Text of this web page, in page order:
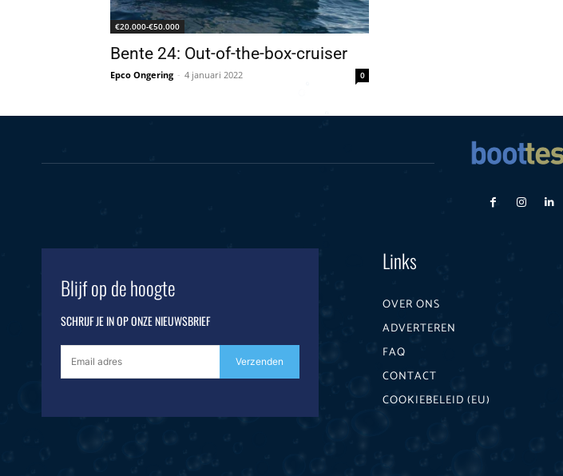
€20.000-€50.000
Bente 24: Out-of-the-box-cruiser
Epco Ongering - 4 januari 2022 0
Blijf op de hoogte
SCHRIJF JE IN OP ONZE NIEUWSBRIEF
Verzenden
Links
OVER ONS
ADVERTEREN
FAQ
CONTACT
COOKIEBELEID (EU)